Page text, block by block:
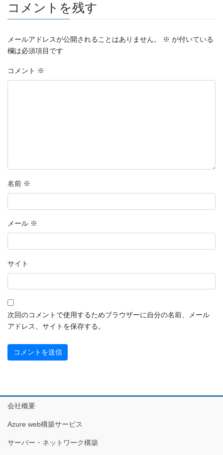
コメントを残す
メールアドレスが公開されることはありません。 ※ が付いている
欄は必須項目です
コメント ※
名前 ※
メール ※
サイト
次回のコメントで使用するためブラウザーに自分の名前、メール
アドレス、サイトを保存する。
会社概要
Azure web構築サービス
サーバー・ネットワーク構築